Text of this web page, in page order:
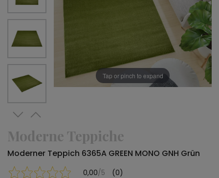
Tap or pinch to expand
Moderne Teppiche
Moderner Teppich 6365A GREEN MONO GNH Grün
0,00/5 (0)